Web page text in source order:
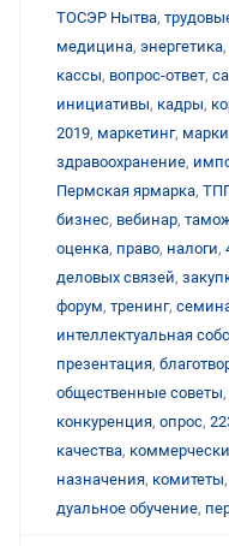
ТОСЭР Нытва,
медицина, энергетика,
кассы, вопрос-ответ,
инициативы, кадры,
2019, маркетинг,
здравоохранение,
Пермская ярмарка,
бизнес, вебинар,
оценка, право, налоги,
деловых связей,
форум, тренинг,
интеллектуальная
презентация,
общественные советы,
конкуренция, опрос,
качества,
назначения, комитеты,
дуальное обучение,